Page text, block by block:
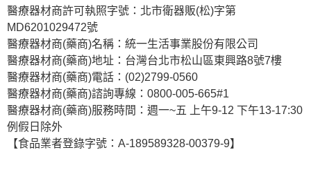
醫療器材商許可執照字號：北市衛器販(松)字第
MD6201029472號
醫療器材商(藥商)名稱：統一生活事業股份有限公司
醫療器材商(藥商)地址：台灣台北市松山區東興路8號7樓
醫療器材商(藥商)電話：(02)2799-0560
醫療器材商(藥商)諮詢專線：0800-005-665#1
醫療器材商(藥商)服務時間：週一~五 上午9-12 下午13-17:30
例假日除外
【食品業者登錄字號：A-189589328-00379-9】